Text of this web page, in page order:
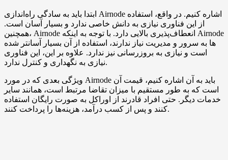
ابتدا باید به سادگی راه‌اندازی Airnode اشاره کنیم. در واقع، استفاده
از این فناوری نیازی به دانش خاصی ندارد و بسیار آسان است.
همچنین، Airnode انعطاف‌پذیری بالایی دارد. با توجه به اینکه Airnode
ها به سرور و مدیریت نیاز ندارند، استفاده از آن بسیار آسانتر شده
است و نیازی به بروزرسانی نیز ندارد. علاوه بر این، این فناوری
نیازی به نگهداری و کنترل ندارد.
ویژگی بعدی که در مورد Airnode باید به آن اشاره کنیم، قیمت آن
است که به طور مستقیم با میزان تقاضا مرتبط است، همانند سایر
خدمات دیگر. حتی افراد قادرند از اوراکل به صورت رایگان استفاده
کنند و پس از کسب درآمد، هزینه‌ها را پرداخت کنند.